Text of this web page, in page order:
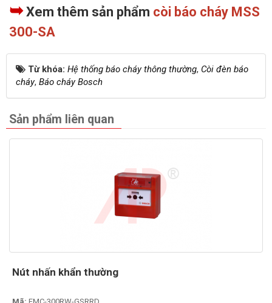
➥Xem thêm sản phẩm còi báo cháy MSS
300-SA
Từ khóa: Hệ thống báo cháy thông thường, Còi đèn báo
cháy, Báo cháy Bosch
Sản phẩm liên quan
Nút nhấn khẩn thường